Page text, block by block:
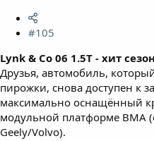
#105
Lynk & Co 06 1.5T - хит
Друзья, автомобиль,
пирожки, снова доступен к
максимально оснащённый
модульной платформе BMA
Geely/Volvo).